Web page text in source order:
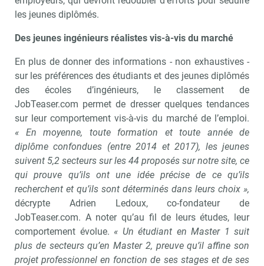
les jeunes diplômés.
Des jeunes ingénieurs réalistes vis-à-vis du marché
En plus de donner des informations - non exhaustives -
sur les préférences des étudiants et des jeunes diplômés
des écoles d’ingénieurs, le classement de
JobTeaser.com permet de dresser quelques tendances
sur leur comportement vis-à-vis du marché de l’emploi.
« En moyenne, toute formation et toute année de
diplôme confondues (entre 2014 et 2017), les jeunes
suivent 5,2 secteurs sur les 44 proposés sur notre site, ce
qui prouve qu’ils ont une idée précise de ce qu’ils
recherchent et qu’ils sont déterminés dans leurs choix »,
décrypte Adrien Ledoux, co-fondateur de
JobTeaser.com. A noter qu’au fil de leurs études, leur
comportement évolue. « Un étudiant en Master 1 suit
plus de secteurs qu’en Master 2, preuve qu’il affine son
projet professionnel en fonction de ses stages et de ses
Recevoir RH MatinAbonnez-
Valider
Non merci, je reçois déjà
!
Je déciderai plus
tard